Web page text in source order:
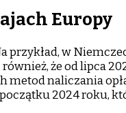
Europy
przykład, w
że od lipca
metod naliczania
2024 roku,